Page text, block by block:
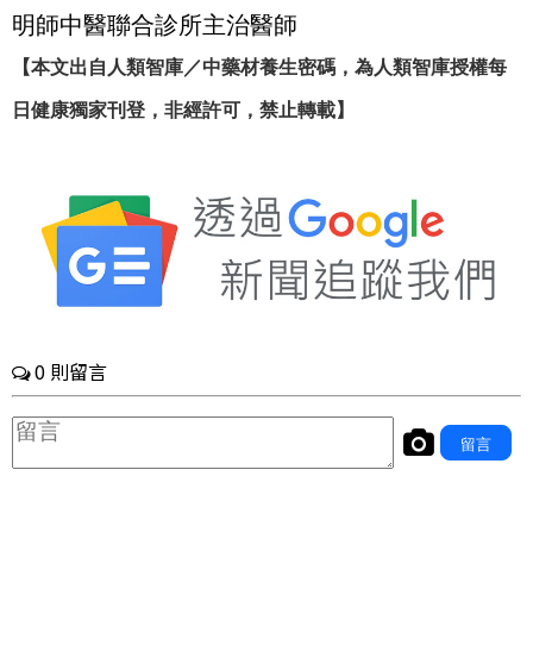
明師中醫聯合診所主治醫師
【本文出自人類智庫／中藥材養生密碼，為人類智庫授權每
日健康獨家刊登，非經許可，禁止轉載】